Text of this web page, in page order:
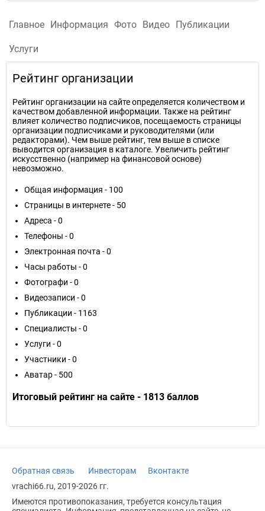
Главное Информация Фото Видео Публикации
Услуги
Рейтинг организации
Рейтинг организации на сайте определяется количеством и
качеством добавленной информации. Также на рейтинг
влияет количество подписчиков, посещаемость страницы
организации подписчиками и руководителями (или
редакторами). Чем выше рейтинг, тем выше в списке
выводится организация в каталоге. Увеличить рейтинг
искусственно (например на финансовой основе)
невозможно.
Общая информация - 100
Страницы в интернете - 50
Адреса - 0
Телефоны - 0
Электронная почта - 0
Часы работы - 0
Фотографи - 0
Видеозаписи - 0
Публикации - 1163
Специалисты - 0
Услуги - 0
Участники - 0
Аватар - 500
Итоговый рейтинг на сайте - 1813 баллов
Обратная связь Инвесторам
Вконтакте
vrachi66.ru, 2019-2026 гг.
Имеются противопоказания, требуется консультация